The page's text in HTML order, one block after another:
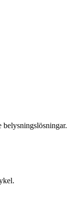
belysningslösningar.